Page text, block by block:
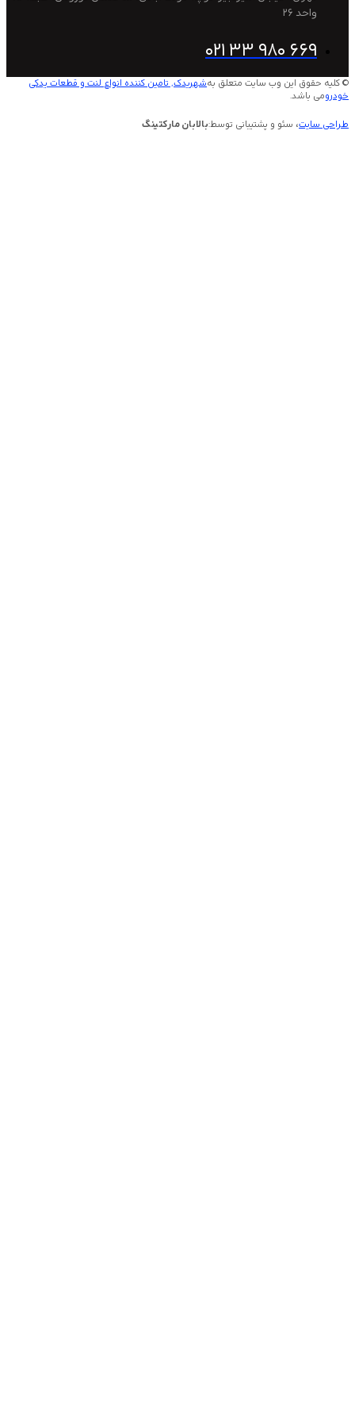
021 33 980
وب سایت متعلق بهشهریدک, تامین کننده انواع لنت و قطعات یدکی
، سئو و پشتیبانی توسط:بالابان مارکتینگ